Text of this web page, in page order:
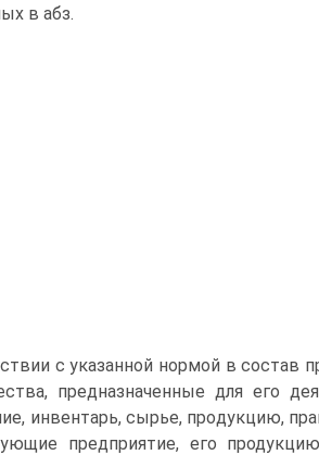
в абз.
с указанной нормой в состав
предназначенные для его
инвентарь, сырье, продукцию,
предприятие, его